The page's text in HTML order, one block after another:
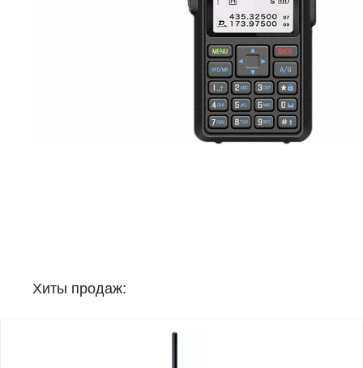
Хиты продаж: